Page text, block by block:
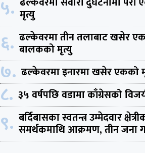
५. मृत्यु
६. ढल्केवरमा तीन तलाबाट खसेर एक
बालकको मृत्यु
७. ढल्केवरमा इनारमा खसेर एकको
८. ३५ वर्षपछि वडामा काँग्रेसको
९. बर्दिबासका स्वतन्त्र उम्मेदवार
समर्थकमाथि आक्रमण, तीन जना